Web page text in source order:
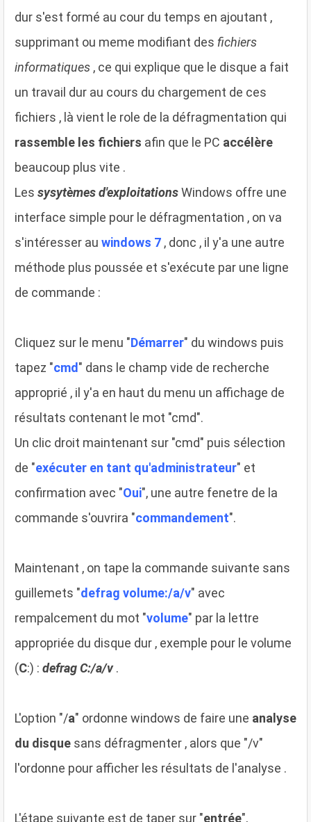
dur s'est formé au cour du temps en ajoutant ,
supprimant ou meme modifiant des fichiers
informatiques , ce qui explique que le disque a fait
un travail dur au cours du chargement de ces
fichiers , là vient le role de la défragmentation qui
rassemble les fichiers afin que le PC accélère
beaucoup plus vite .
Les sysytèmes d'exploitationsWindows offre une
interface simple pour le défragmentation , on va
s'intéresser au windows 7 , donc , il y'a une autre
méthode plus poussée et s'exécute par une ligne
de commande :
Cliquez sur le menu "Démarrer" du windows puis
tapez "cmd " dans le champ vide de recherche
approprié , il y'a en haut du menu un affichage de
résultats contenant le mot "cmd".
Un clic droit maintenant sur "cmd" puis sélection
de "exécuter en tant qu'administrateur" et
confirmation avec "Oui", une autre fenetre de la
commande s'ouvrira "commandement".
Maintenant , on tape la commande suivante sans
guillemets "defrag volume:/a/v" avec
rempalcement du mot "volume" par la lettre
appropriée du disque dur , exemple pour le volume
(C:) : defrag C:/a/v.
L'option "/a" ordonne windows de faire une analyse
du disque sans défragmenter , alors que "/v"
l'ordonne pour afficher les résultats de l'analyse .
L'étape suivante est de taper sur "entrée",